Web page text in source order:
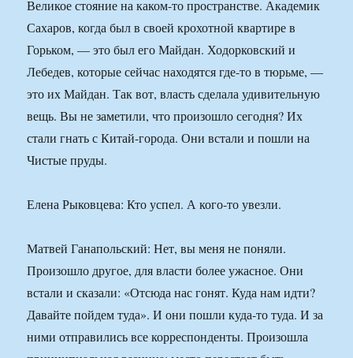
Великое стояние на каком-то пространстве. Академик
Сахаров, когда был в своей крохотной квартире в
Горьком, — это был его Майдан. Ходорковский и
Лебедев, которые сейчас находятся где-то в тюрьме, —
это их Майдан. Так вот, власть сделала удивительную
вещь. Вы не заметили, что произошло сегодня? Их
стали гнать с Китай-города. Они встали и пошли на
Чистые пруды.
Елена Рыковцева: Кто успел. А кого-то увезли.
Матвей Ганапольский: Нет, вы меня не поняли.
Произошло другое, для власти более ужасное. Они
встали и сказали: «Отсюда нас гонят. Куда нам идти?
Давайте пойдем туда». И они пошли куда-то туда. И за
ними отправились все корреспонденты. Произошла